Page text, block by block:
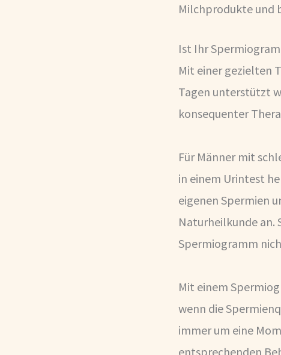
Milchprodukte und
Ist Ihr
Mit einer gezielten
Tagen unterstützt
konsequenter
Für Männer mit
in einem Urintest
eigenen Spermien
Naturheilkunde an.
Spermiogramm
Mit einem
wenn die
immer um eine
entsprechenden